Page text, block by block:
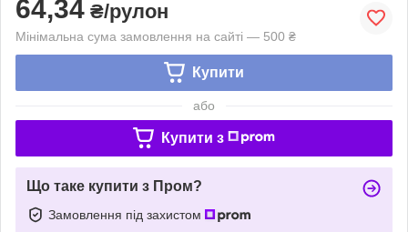
64,34 ₴/рулон
Мінімальна сума замовлення на сайті — 500 ₴
Купити
або
Купити з
Що таке купити з Пром?
Замовлення під захистом